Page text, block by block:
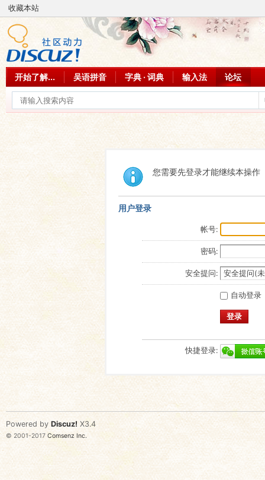
收藏本站
开始了解... 吴语拼音 字典 · 词典 输入法 论坛
您需要先登录才能继续本操作
用户登录
帐号:
密码:
安全提问:
自动登录
登录
快捷登录:
Powered by Discuz! X3.4
© 2001-2017 Comsenz Inc.